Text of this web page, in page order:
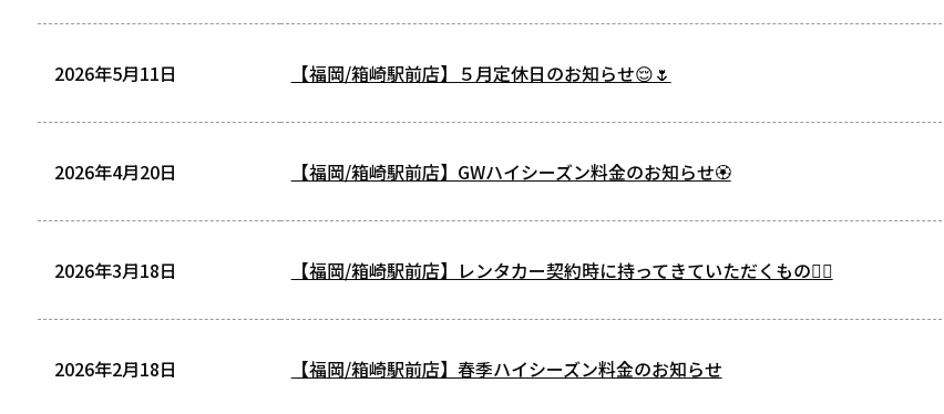
2026年5月11日 【福岡/箱崎駅前店】５月定休日のお知らせ😌🌷
2026年4月20日 【福岡/箱崎駅前店】GWハイシーズン料金のお知らせ🏵️
2026年3月18日 【福岡/箱崎駅前店】レンタカー契約時に持ってきていただくもの🙇‍♀️
2026年2月18日 【福岡/箱崎駅前店】春季ハイシーズン料金のお知らせ